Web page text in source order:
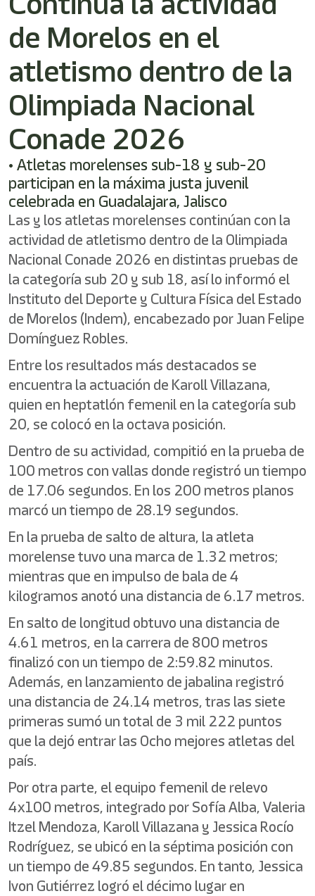
de Morelos en el
atletismo dentro de la
Olimpiada Nacional
Conade 2026
• Atletas morelenses sub-18 y sub-20
participan en la máxima justa juvenil
celebrada en Guadalajara, Jalisco
Las y los atletas morelenses continúan con la
actividad de atletismo dentro de la Olimpiada
Nacional Conade 2026 en distintas pruebas de
la categoría sub 20 y sub 18, así lo informó el
Instituto del Deporte y Cultura Física del Estado
de Morelos (Indem), encabezado por Juan Felipe
Domínguez Robles.
Entre los resultados más destacados se
encuentra la actuación de Karoll Villazana,
quien en heptatlón femenil en la categoría sub
20, se colocó en la octava posición.
Dentro de su actividad, compitió en la prueba de
100 metros con vallas donde registró un tiempo
de 17.06 segundos. En los 200 metros planos
marcó un tiempo de 28.19 segundos.
En la prueba de salto de altura, la atleta
morelense tuvo una marca de 1.32 metros;
mientras que en impulso de bala de 4
kilogramos anotó una distancia de 6.17 metros.
En salto de longitud obtuvo una distancia de
4.61 metros, en la carrera de 800 metros
finalizó con un tiempo de 2:59.82 minutos.
Además, en lanzamiento de jabalina registró
una distancia de 24.14 metros, tras las siete
primeras sumó un total de 3 mil 222 puntos
que la dejó entrar las Ocho mejores atletas del
país.
Por otra parte, el equipo femenil de relevo
4x100 metros, integrado por Sofía Alba, Valeria
Itzel Mendoza, Karoll Villazana y Jessica Rocío
Rodríguez, se ubicó en la séptima posición con
un tiempo de 49.85 segundos. En tanto, Jessica
Ivon Gutiérrez logró el décimo lugar en